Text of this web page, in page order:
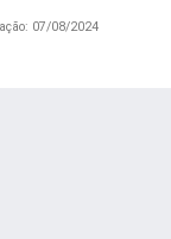
07/08/2024